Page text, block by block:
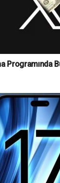
Programında